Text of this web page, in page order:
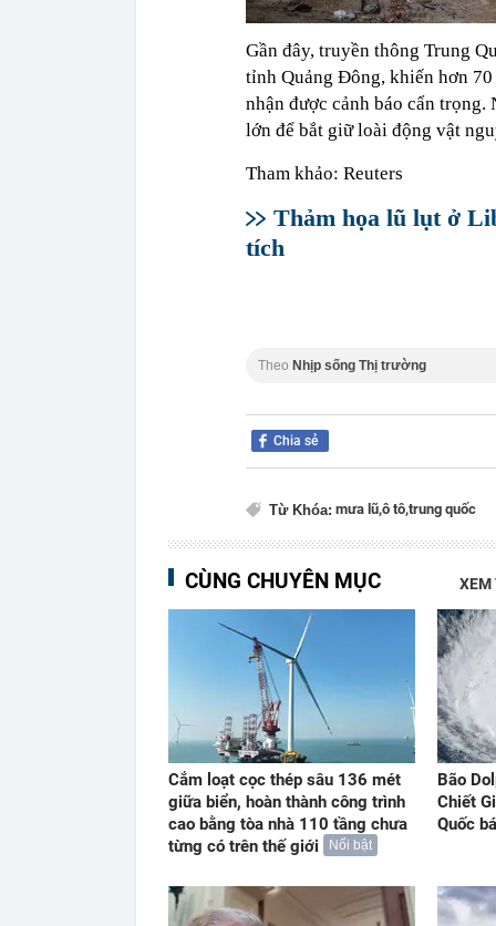
Gần đây, truyền thông Trung
tỉnh Quảng Đông, khiến hơn
nhận được cảnh báo cẩn
lớn để bắt giữ loài động vật
Tham khảo: Reuters
Thảm họa lũ lụt ở
tích
Theo Nhịp sống Thị trường
Chia sẻ
Từ Khóa: mưa lũ,ô tô,trung quốc
CÙNG CHUYÊN MỤC XEM
Cắm loạt cọc thép sâu 136 mét
giữa biển, hoàn thành công trình
cao bằng tòa nhà 110 tầng chưa
từng có trên thế giới
Nổi bật
Bão
Chiết
Quốc